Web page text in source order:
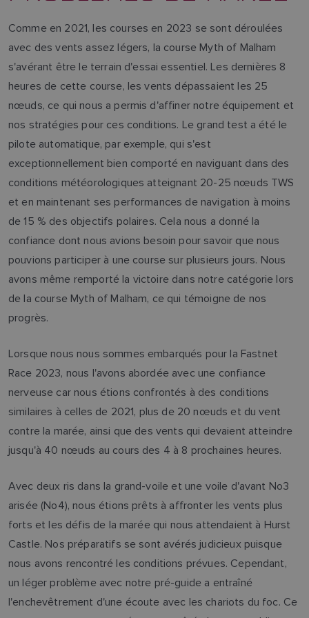
Comme en 2021, les courses en 2023 se sont déroulées
avec des vents assez légers, la course Myth of Malham
s'avérant être le terrain d'essai essentiel. Les dernières 8
heures de cette course, les vents dépassaient les 25
nœuds, ce qui nous a permis d'affiner notre équipement et
nos stratégies pour ces conditions. Le grand test a été le
pilote automatique, par exemple, qui s'est
exceptionnellement bien comporté en naviguant dans des
conditions météorologiques atteignant 20-25 nœuds TWS
et en maintenant ses performances de navigation à moins
de 15 % des objectifs polaires. Cela nous a donné la
confiance dont nous avions besoin pour savoir que nous
pouvions participer à une course sur plusieurs jours. Nous
avons même remporté la victoire dans notre catégorie lors
de la course Myth of Malham, ce qui témoigne de nos
progrès.
Lorsque nous nous sommes embarqués pour la Fastnet
Race 2023, nous l'avons abordée avec une confiance
nerveuse car nous étions confrontés à des conditions
similaires à celles de 2021, plus de 20 nœuds et du vent
contre la marée, ainsi que des vents qui devaient atteindre
jusqu'à 40 nœuds au cours des 4 à 8 prochaines heures.
Avec deux ris dans la grand-voile et une voile d'avant No3
arisée (No4), nous étions prêts à affronter les vents plus
forts et les défis de la marée qui nous attendaient à Hurst
Castle. Nos préparatifs se sont avérés judicieux puisque
nous avons rencontré les conditions prévues. Cependant,
un léger problème avec notre pré-guide a entraîné
l'enchevêtrement d'une écoute avec les chariots du foc. Ce